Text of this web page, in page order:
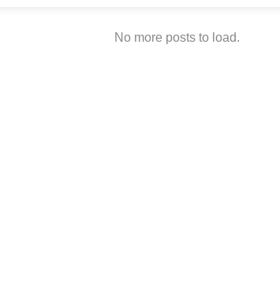
No more posts to load.